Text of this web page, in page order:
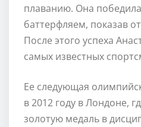
плаванию. Она
баттерфляем, показав
После этого успеха
самых известных
Ее следующая
в 2012 году в Лондоне,
золотую медаль в